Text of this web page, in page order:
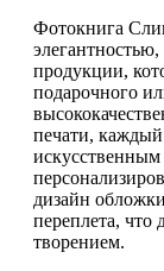
Фотокнига
продукции,
подарочного
печати,
дизайн
переплета,
творением.